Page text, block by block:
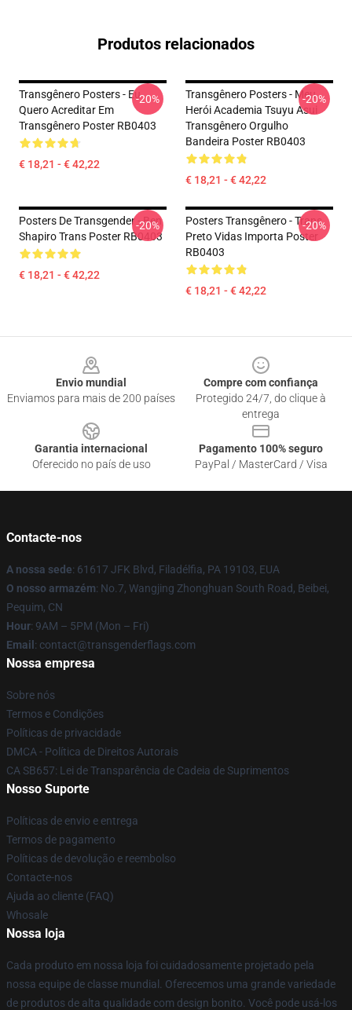
Produtos relacionados
Transgênero Posters - Eu
Quero Acreditar Em
Transgênero Poster RB0403
€ 18,21 - € 42,22
-20%
Transgênero Posters - Meu
Herói Academia Tsuyu Asui
Transgênero Orgulho
Bandeira Poster RB0403
€ 18,21 - € 42,22
-20%
Posters De Transgender - Ben
Shapiro Trans Poster RB0403
€ 18,21 - € 42,22
-20%
Posters Transgênero - Trans
Preto Vidas Importa Poster
RB0403
€ 18,21 - € 42,22
-20%
Envio mundial
Enviamos para mais de 200 países
Compre com confiança
Protegido 24/7, do clique à
entrega
Garantia internacional
Oferecido no país de uso
Pagamento 100% seguro
PayPal / MasterCard / Visa
Contacte-nos
A nossa sede: 61617 JFK Blvd, Filadélfia, PA 19103, EUA
O nosso armazém: No.7, Wangjing Zhonghuan South Road, Beibei,
Pequim, CN
Hour: 9AM – 5PM (Mon – Fri)
Email : contact@transgenderflags.com
Nossa empresa
Sobre nós
Termos e Condições
Políticas de privacidade
DMCA - Política de Direitos Autorais
CA SB657: Lei de Transparência de Cadeia de Suprimentos
Nosso Suporte
Políticas de envio e entrega
Termos de pagamento
Políticas de devolução e reembolso
Contacte-nos
Ajuda ao cliente (FAQ)
Whosale
Nossa loja
Cada produto em nossa loja foi cuidadosamente projetado pela
nossa equipe de classe mundial. Oferecemos uma grande variedade
de produtos de alta qualidade com design bonito. Você pode usá-los